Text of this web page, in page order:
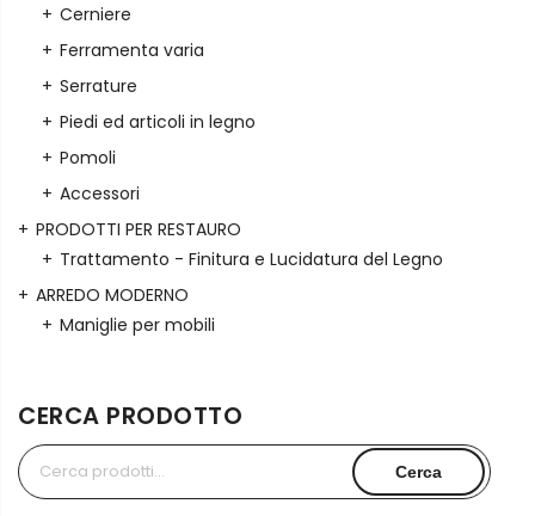
Cerniere
Ferramenta varia
Serrature
Piedi ed articoli in legno
Pomoli
Accessori
PRODOTTI PER RESTAURO
Trattamento - Finitura e Lucidatura del Legno
ARREDO MODERNO
Maniglie per mobili
CERCA PRODOTTO
Cerca:Cerca